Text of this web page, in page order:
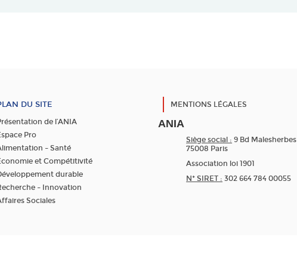
DU SITE
de l’ANIA
Pro
– Santé
et Compétitivité
durable
– Innovation
Sociales
MENTIONS LÉGALES
ANIA
Siège social : 9 Bd Malesherbes
75008 Paris
Association loi 1901
N* SIRET : 302 664 784 00055